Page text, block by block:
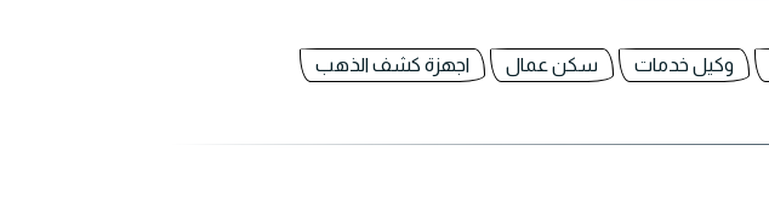
وكيل خدمات سكن عمال
اجهزة كشف الذهب